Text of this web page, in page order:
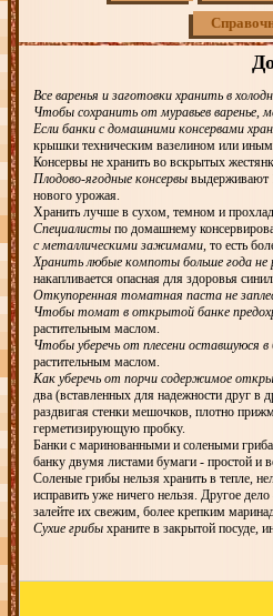
Все варенья и заготовки хранить в
Чтобы сохранить от муравьев варенье,
Если банки с домашними консервами
крышки техническим вазелином или
Консервы не хранить во вскрытых
Плодово-ягодные консервы выдерживают
нового урожая.
Хранить лучше в сухом, темном и
Специалисты по домашнему
с металлическими зажимами, то есть
Хранить любые компоты больше года не
накапливается опасная для здоровья
Откупоренная томатная паста не
Чтобы томат в открытой банке
растительным маслом.
Чтобы уберечь от плесени оставшуюся
растительным маслом.
Как уберечь от порчи содержимое
два (вставленных для надежности друг
раздвигая стенки мешочков, плотно
герметизирующую пробку.
Банки с маринованными и солеными
банку двумя листами бумаги - простой и
Соленые грибы нельзя хранить в тепле,
исправить уже ничего нельзя. Другое дело
залейте их свежим, более крепким
Сухие грибы храните в закрытой посуде,